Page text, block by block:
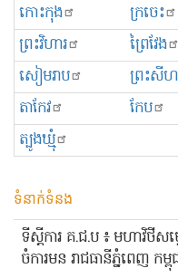
កោះកុង
ក្រចេះ
ព្រះ​វិហារ
ព្រៃវែង
សៀមរាប
ព្រះសី
តាកែវ
កែប
ត្បូងឃ្មុំ
ទំនាក់ទំនង
ទីស្ដីការ គ.ជ.ប ៖ មហាវិថីស
ចំការមន រាជធានីភ្នំពេញ កម្ពុ